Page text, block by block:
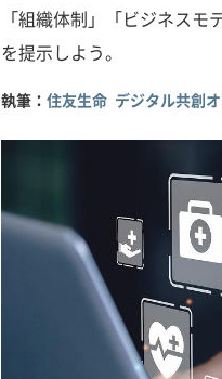
「組織体制」「ビジネス
を提示しよう。
執筆： 住友生命 デジタル共創